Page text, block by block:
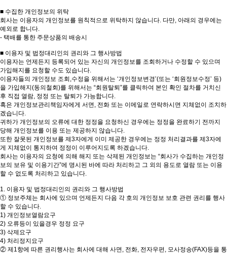
■ 수집한 개인정보의 위탁
회사는 이용자의 개인정보를 원칙적으로 위탁하지 않습니다. 다만, 아래의 경우에는
예외로 합니다.
- 택배를 통한 주문상품의 배송시
■ 이용자 및 법정대리인의 권리와 그 행사방법
이용자는 언제든지 등록되어 있는 자신의 개인정보를 조회하거나 수정할 수 있으며
가입해지를 요청할 수도 있습니다.
이용자들의 개인정보 조회,수정을 위해서는 ‘개인정보변경’(또는 ‘회원정보수정’ 등)
을 가입해지(동의철회)를 위해서는 “회원탈퇴”를 클릭하여 본인 확인 절차를 거치신
후 직접 열람, 정정 또는 탈퇴가 가능합니다.
혹은 개인정보관리책임자에게 서면, 전화 또는 이메일로 연락하시면 지체없이 조치하
겠습니다.
귀하가 개인정보의 오류에 대한 정정을 요청하신 경우에는 정정을 완료하기 전까지
당해 개인정보를 이용 또는 제공하지 않습니다.
또한 잘못된 개인정보를 제3자에게 이미 제공한 경우에는 정정 처리결과를 제3자에
게 지체없이 통지하여 정정이 이루어지도록 하겠습니다.
회사는 이용자의 요청에 의해 해지 또는 삭제된 개인정보는 “회사가 수집하는 개인정
보의 보유 및 이용기간”에 명시된 바에 따라 처리하고 그 외의 용도로 열람 또는 이용
할 수 없도록 처리하고 있습니다.
1. 이용자 및 법정대리인의 권리와 그 행사방법
① 정보주체는 회사에 있으며 언제든지 다음 각 호의 개인정보 보호 관련 권리를 행사
할 수 있습니다.
1) 개인정보열람요구
2) 오류등이 있을경우 정정 요구
3) 삭제요구
4) 처리정지요구
② 제1항에 따른 권리행사는 회사에 대해 사면, 전화, 전자우편, 모사정송(FAX)등을 통